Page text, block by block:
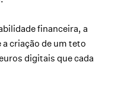
financeira, a
criação de um teto
digitais que cada